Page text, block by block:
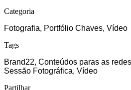
Categoria
Fotografia, Portfólio Chaves, Vídeo
Tags
Brand22, Conteúdos paras as
Sessão Fotográfica, Vídeo
Partilhar